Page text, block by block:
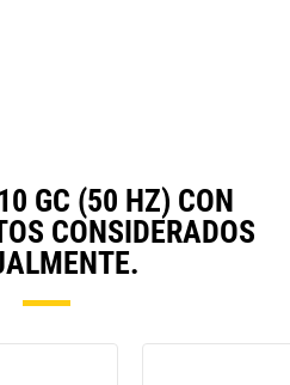
GC (50 HZ) CON
CONSIDERADOS